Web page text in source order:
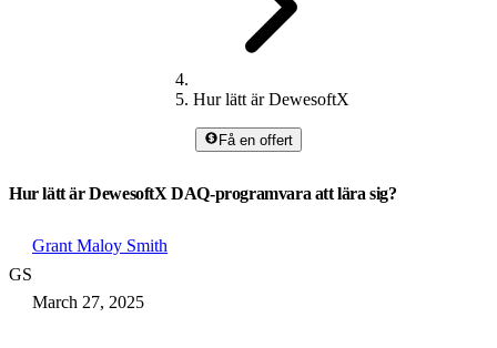
Hur lätt är DewesoftX
Få en offert
Hur lätt är DewesoftX DAQ-programvara att lära sig?
GS
Grant Maloy Smith
March 27, 2025